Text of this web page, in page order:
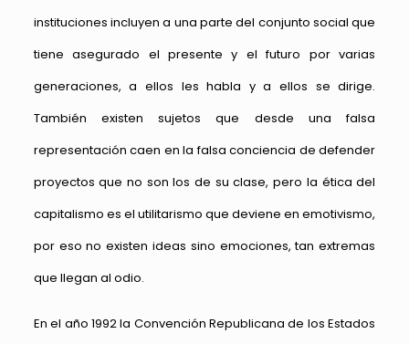
instituciones incluyen a una parte del conjunto social que
tiene asegurado el presente y el futuro por varias
generaciones, a ellos les habla y a ellos se dirige.
También existen sujetos que desde una falsa
representación caen en la falsa conciencia de defender
proyectos que no son los de su clase, pero la ética del
capitalismo es el utilitarismo que deviene en emotivismo,
por eso no existen ideas sino emociones, tan extremas
que llegan al odio.
En el año 1992 la Convención Republicana de los Estados